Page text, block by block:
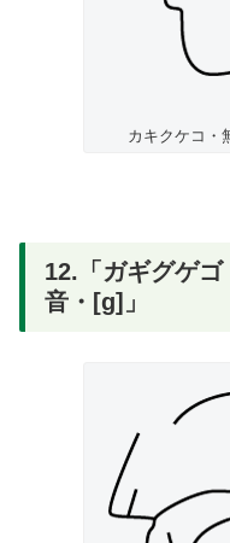
カキクケコ・
12.「ガギグゲ
音・[g]」